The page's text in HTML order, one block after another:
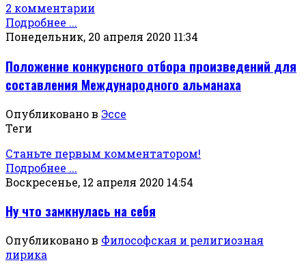
2 комментарии
Подробнее ...
Понедельник, 20 апреля 2020 11:34
Положение конкурсного отбора произведений для
составления Международного альманаха
Опубликовано в Эссе
Теги
Станьте первым комментатором!
Подробнее ...
Воскресенье, 12 апреля 2020 14:54
Ну что замкнулась на себя
Опубликовано в Философская и религиозная
лирика